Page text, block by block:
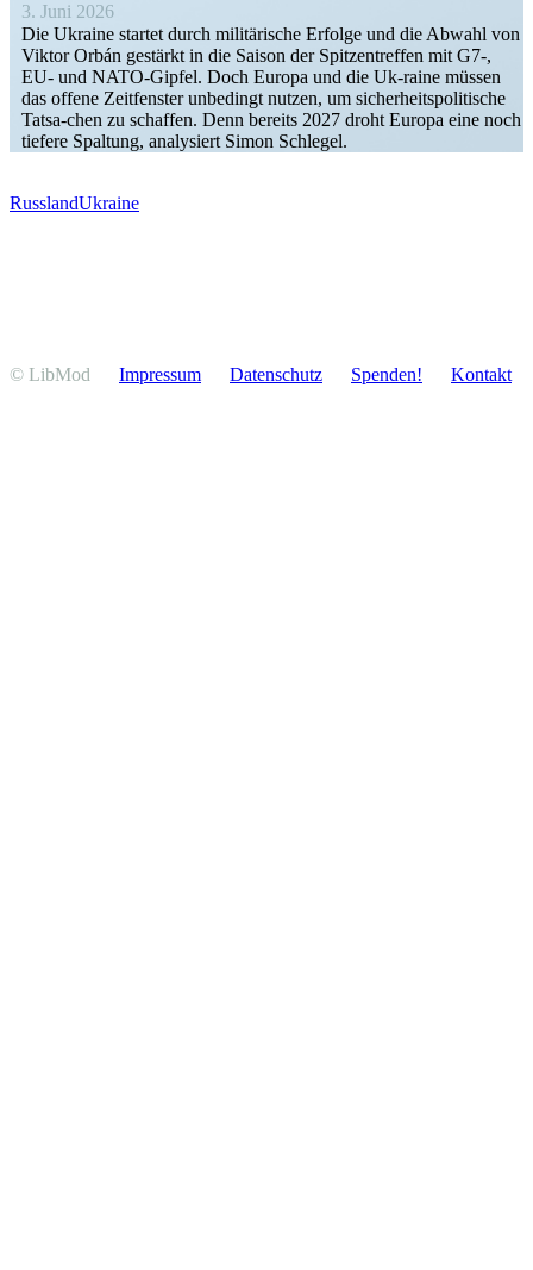
3. Juni 2026
Die Ukraine startet durch militä­rische Erfolge und die Abwahl von
Viktor Orbán gestärkt in die Saison der Spitzen­treffen mit G7‑,
EU- und NATO-Gipfel. Doch Europa und die Uk-raine müssen
das offene Zeitfenster unbedingt nutzen, um sicher­heits­po­li­tische
Tatsa-chen zu schaffen. Denn bereits 2027 droht Europa eine noch
tiefere Spaltung, analy­siert Simon Schlegel.
RusslandUkraine
© LibMod Impressum Daten­schutz Spenden! Kontakt